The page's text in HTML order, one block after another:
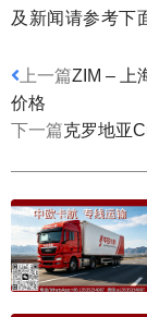
及新闻请参考下
上一篇ZIM – 上
价格
下一篇克罗地亚